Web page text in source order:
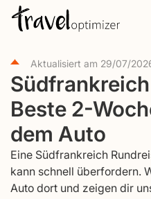
Aktualisiert am 29/07/
Beste 2-
dem Auto
Eine Südfrankreich
kann schnell überfordern.
Auto dort und zeigen dir